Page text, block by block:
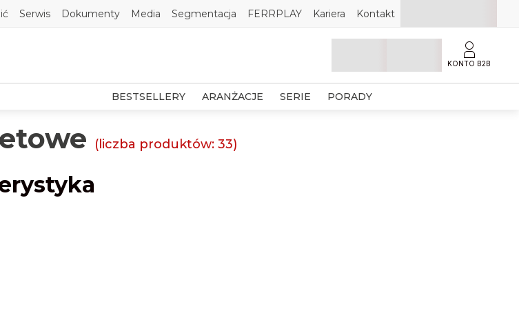
Serwis Dokumenty Media Segmentacja FERRPLAY Kariera Kontakt
KONTO B2B
BESTSELLERY ARANŻACJE SERIE PORADY
(liczba produktów: 33)